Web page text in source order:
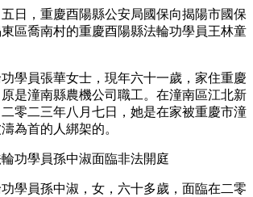
日，重慶酉陽縣公安局國保向揭陽市國保
區喬南村的重慶酉陽縣法輪功學員王林童
學員張華女士，現年六十一歲，家住重慶
是潼南縣農機公司職工。在潼南區江北新
零二三年八月七日，她是在家被重慶市潼
為首的人綁架的。
功學員孫中淑面臨非法開庭
學員孫中淑，女，六十多歲，面臨在二零